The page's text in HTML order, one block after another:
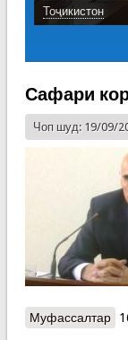
Тоҷикистон
Сафари
Чоп шуд: 19/09/
Муфассалтаро